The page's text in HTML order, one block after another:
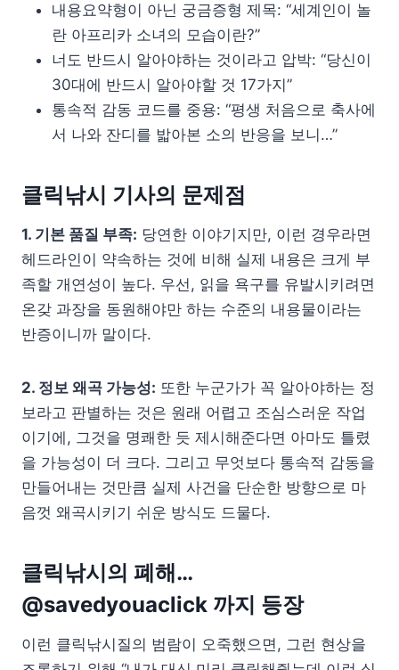
내용요약형이 아닌 궁금증형 제목: “세계인이 놀
란 아프리카 소녀의 모습이란?”
너도 반드시 알아야하는 것이라고 압박: “당신이
30대에 반드시 알아야할 것 17가지”
통속적 감동 코드를 중용: “평생 처음으로 축사에
서 나와 잔디를 밟아본 소의 반응을 보니…”
클릭낚시 기사의 문제점
1. 기본 품질 부족: 당연한 이야기지만, 이런 경우라면
헤드라인이 약속하는 것에 비해 실제 내용은 크게 부
족할 개연성이 높다. 우선, 읽을 욕구를 유발시키려면
온갖 과장을 동원해야만 하는 수준의 내용물이라는
반증이니까 말이다.
2. 정보 왜곡 가능성: 또한 누군가가 꼭 알아야하는 정
보라고 판별하는 것은 원래 어렵고 조심스러운 작업
이기에, 그것을 명쾌한 듯 제시해준다면 아마도 틀렸
을 가능성이 더 크다. 그리고 무엇보다 통속적 감동을
만들어내는 것만큼 실제 사건을 단순한 방향으로 마
음껏 왜곡시키기 쉬운 방식도 드물다.
클릭낚시의 폐해…
@savedyouaclick 까지 등장
이런 클릭낚시질의 범람이 오죽했으면, 그런 현상을